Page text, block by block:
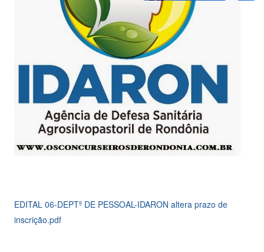
EDITAL 06-DEPTº DE PESSOAL-IDARON altera prazo de
inscrição.pdf